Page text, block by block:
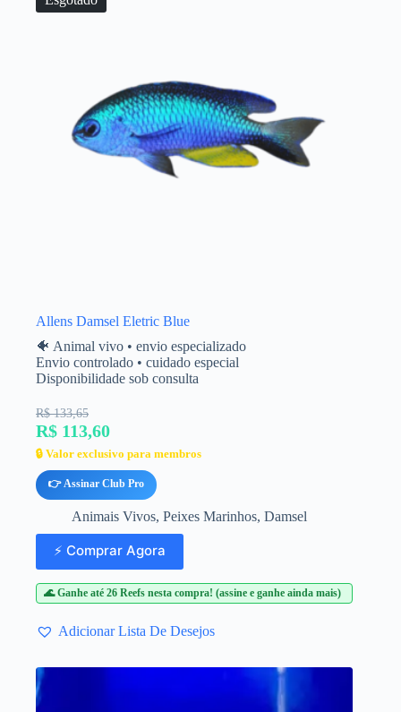
Allens Damsel Eletric Blue
🐠 Animal vivo • envio especializado
Envio controlado • cuidado especial
Disponibilidade sob consulta
R$ 133,65
R$ 113,60
🔒 Valor exclusivo para membros
👉 Assinar Club Pro
Animais Vivos, Peixes Marinhos, Damsel
⚡ Comprar Agora
🌊 Ganhe até 26 Reefs nesta compra! (assine e ganhe ainda mais)
Adicionar Lista De Desejos